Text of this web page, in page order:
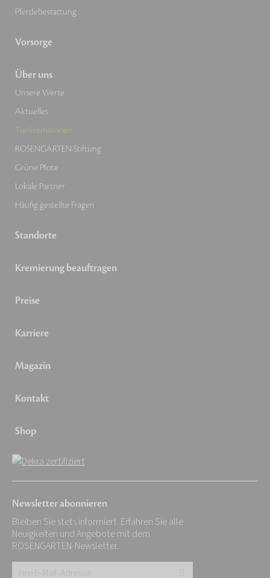
Pferdebestattung
Vorsorge
Über uns
Unsere Werte
Aktuelles
Tierkrematorien
ROSENGARTEN-Stiftung
Grüne Pfote
Lokale Partner
Häufig gestellte Fragen
Standorte
Kremierung beauftragen
Preise
Karriere
Magazin
Kontakt
Shop
Newsletter abonnieren
Bleiben Sie stets informiert. Erfahren Sie alle
Neuigkeiten und Angebote mit dem
ROSENGARTEN-Newsletter.